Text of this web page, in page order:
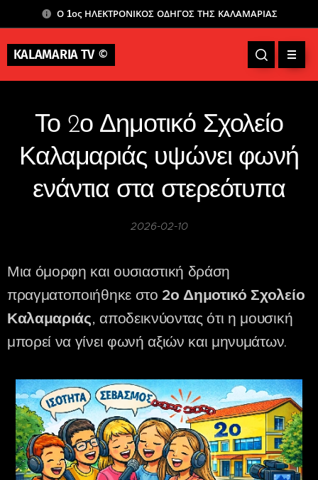
Ο 1ος ΗΛΕΚΤΡΟΝΙΚΟΣ ΟΔΗΓΟΣ ΤΗΣ ΚΑΛΑΜΑΡΙΑΣ
KALAMARIA TV©
Το 2ο Δημοτικό Σχολείο
Καλαμαριάς υψώνει φωνή
ενάντια στα στερεότυπα
2026-02-10
Μια όμορφη και ουσιαστική δράση
πραγματοποιήθηκε στο 2ο Δημοτικό Σχολείο
Καλαμαριάς, αποδεικνύοντας ότι η μουσική
μπορεί να γίνει φωνή αξιών και μηνυμάτων.